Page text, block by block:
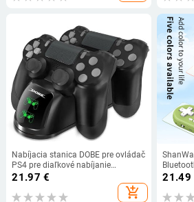
Nabíjacia stanica DOBE pre ovládač
PS4 pre diaľkové nabíjanie
ovládača Playstation 4 s rýchlym
21.97 €
add_shopping_cart
21.49